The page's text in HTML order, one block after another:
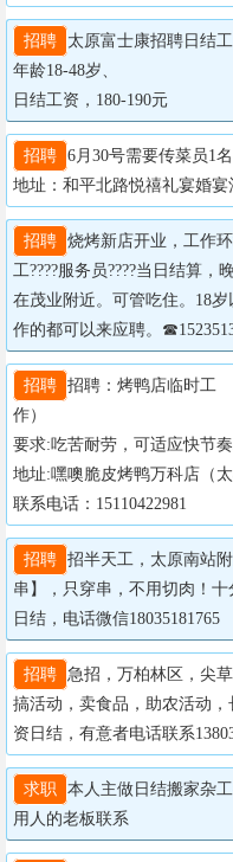
招聘
太原富士康招聘日结工
年龄18-48岁、
日结工资，180-190元
招聘 6月30号需要传菜员1
地址：和平北路悦禧礼宴婚
招聘 烧烤新店开业，工作
工????服务员????当日结算
在茂业附近。可管吃住。18
作的都可以来应聘。
招聘 招聘：烤鸭店临时工
作）
要求:吃苦耐劳，可适应快节
地址:嘿噢脆皮烤鸭万科店（太
联系电话：15110422981
招聘 招半天工，太原南站
串】，只穿串，不用切肉！
日结，电话微信18035181765
招聘 急招，万柏林区，尖
搞活动，卖食品，助农活动
资日结，有意者电话联系
求职
本人主做日结搬家杂
用人的老板联系